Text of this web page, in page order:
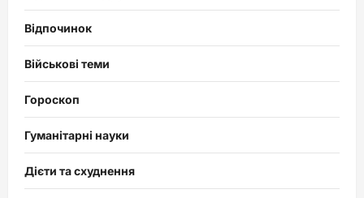
Відпочинок
Військові теми
Гороскоп
Гуманітарні науки
Дієти та схуднення